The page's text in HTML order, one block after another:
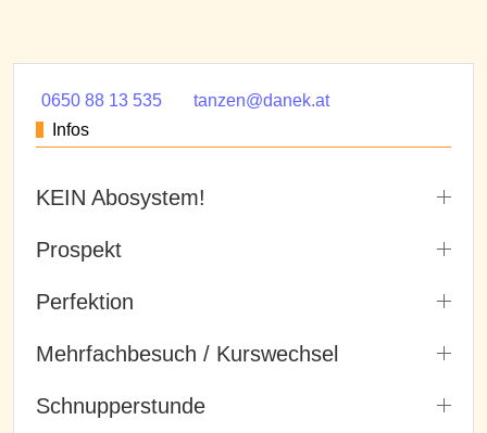
0650 88 13 535
tanzen@danek.at
Infos
KEIN Abosystem!
Prospekt
Perfektion
Mehrfachbesuch / Kurswechsel
Schnupperstunde